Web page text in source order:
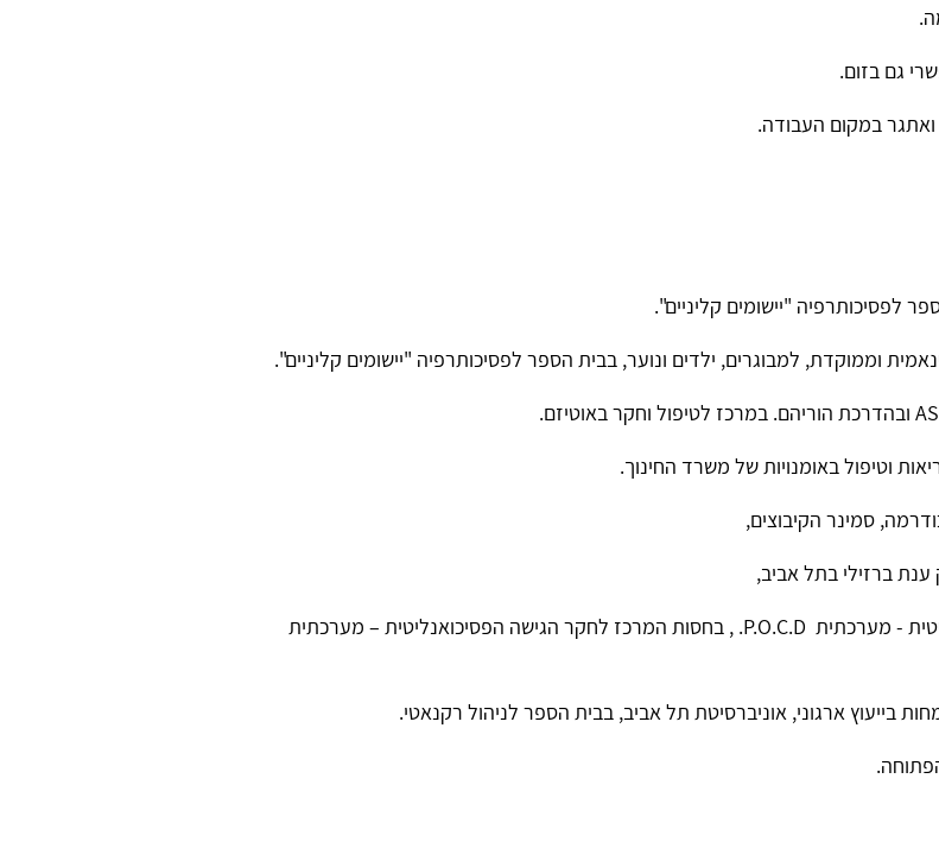
גם בזום.
ואתגר במקום העבודה.
לפסיכותרפיה "יישומים קליניים".
וממוקדת, למבוגרים, ילדים ונוער, בבית הספר לפסיכותרפיה "יישומים קליניים".
וטיפול באומנויות של משרד החינוך.
ברזילי בתל אביב,
בוגר התוכנית לייעוץ ופיתוח ארגוני בגישה פסיכואנליטית - מערכתית P.O.C.D. , בחסות המרכז לחקר הגישה הפסיכואנליטית – מערכתית